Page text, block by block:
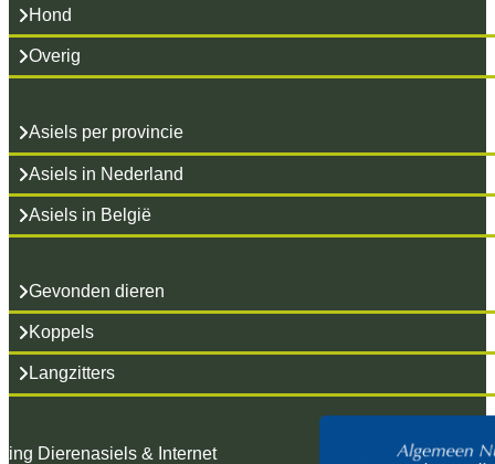
Hond
Overig
Asiels per provincie
Asiels in Nederland
Asiels in België
Gevonden dieren
Koppels
Langzitters
Dierenasiels & Internet